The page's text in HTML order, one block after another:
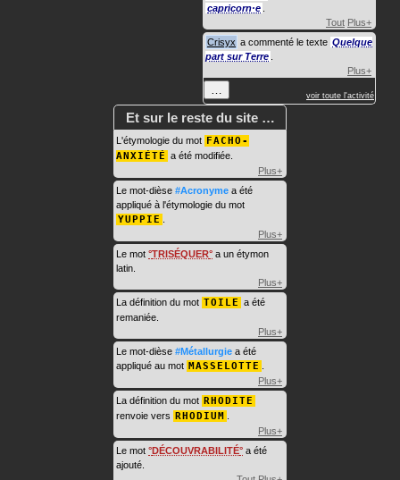
capricorn·e
Tout Plus+
Crisyx a commenté le texte Quelque
part sur Terre
Plus+
voir toute l'activité
Et sur le reste du site …
L'étymologie du mot FACHO-
ANXIÉTÉ a été modifiée.
Plus+
Le mot-dièse #Acronyme a été
appliqué à l'étymologie du mot
YUPPIE
Plus+
Le mot TRISÉQUER a un étymon
latin.
Plus+
La définition du mot TOILE a été
remaniée.
Plus+
Le mot-dièse #Métallurgie a été
appliqué au mot MASSELOTTE
Plus+
La définition du mot RHODITE
renvoie vers RHODIUM
Plus+
Le mot DÉCOUVRABILITÉ a été
ajouté.